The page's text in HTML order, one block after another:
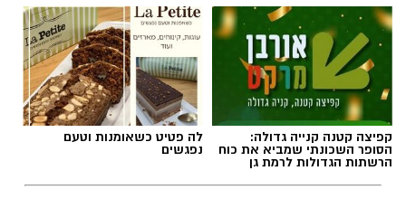
קפיצה קטנה קנייה גדולה:
הסופר השכונתי שמביא את כוח
הרשתות הגדולות לרמת גן
לה פטיט כשאומנות וטעם
נפגשים